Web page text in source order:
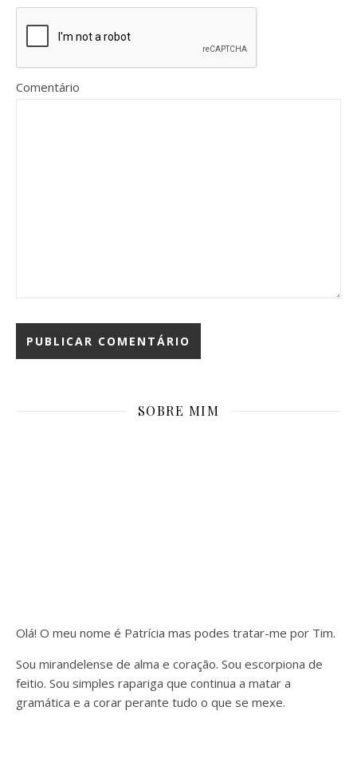
Comentário
SOBRE MIM
Olá! O meu nome é Patrícia mas podes tratar-me por Tim.
Sou mirandelense de alma e coração. Sou escorpiona de
feitio. Sou simples rapariga que continua a matar a
gramática e a corar perante tudo o que se mexe.